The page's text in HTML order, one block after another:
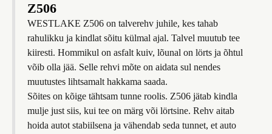
Z506
WESTLAKE Z506 on talverehv juhile, kes tahab
rahulikku ja kindlat sõitu külmal ajal. Talvel muutub tee
kiiresti. Hommikul on asfalt kuiv, lõunal on lörts ja õhtul
võib olla jää. Selle rehvi mõte on aidata sul nendes
muutustes lihtsamalt hakkama saada.
Sõites on kõige tähtsam tunne roolis. Z506 jätab kindla
mulje just siis, kui tee on märg või lörtsine. Rehv aitab
hoida autot stabiilsena ja vähendab seda tunnet, et auto